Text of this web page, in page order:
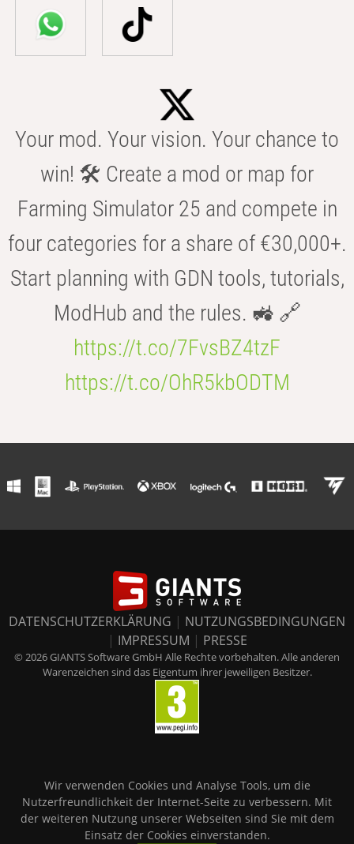
Your mod. Your vision. Your chance to
win! 🛠️ Create a mod or map for
Farming Simulator 25 and compete in
four categories for a share of €30,000+.
Start planning with GDN tools, tutorials,
ModHub and the rules. 🚜 🔗
https://t.co/7FvsBZ4tzF
https://t.co/OhR5kbODTM
DATENSCHUTZERKLÄRUNG | NUTZUNGSBEDINGUNGEN
| IMPRESSUM | PRESSE
© 2026 GIANTS Software GmbH Alle Rechte vorbehalten. Alle anderen
Warenzeichen sind das Eigentum ihrer jeweiligen Besitzer.
Wir verwenden Cookies und Analyse Tools, um die
Nutzerfreundlichkeit der Internet-Seite zu verbessern. Mit
der weiteren Nutzung unserer Webseiten sind Sie mit dem
Einsatz der Cookies einverstanden.